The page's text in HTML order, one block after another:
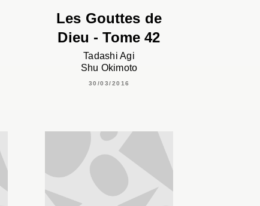
Les Gouttes de
Dieu - Tome 42
Tadashi Agi
Shu Okimoto
30/03/2016